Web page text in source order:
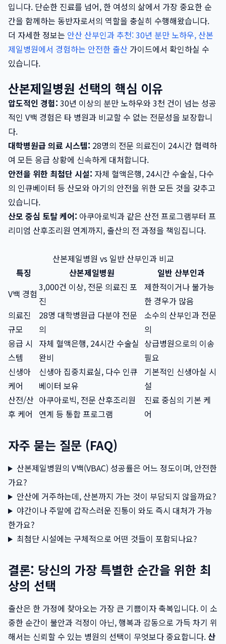
입니다. 단순한 진료를 넘어, 한 여성의 삶에서 가장 중요한 순
간을 함께하는 동반자로서의 역할을 충실히 수행해왔습니다.
더 자세한 정보는 안산 산부인과 추천: 30년 분만 노하우, 산본
제일병원에서 경험하는 안전한 출산 가이드에서 확인하실 수
있습니다.
산본제일병원 선택의 핵심 이유
압도적인 경험: 30년 이상의 분만 노하우와 3천 건이 넘는 성공
적인 V백 경험은 타 병원과 비교할 수 없는 전문성을 보장합니
다.
대학병원급 의료 시스템: 28명의 전문 의료진이 24시간 협력하
여 모든 응급 상황에 신속하게 대처합니다.
안전을 위한 최첨단 시설: 자체 혈액은행, 24시간 수술실, 다수
의 인큐베이터 등 산모와 아기의 안전을 위한 모든 것을 갖추고
있습니다.
산모 중심 토탈 케어: 아쿠아로빅과 같은 산전 프로그램부터 프
리미엄 산후조리원 연계까지, 출산의 전 과정을 책임집니다.
산본제일병원 vs 일반 산부인과 비교
특징
산본제일병원
일반 산부인과
V백 경험
3,000건 이상, 전문 의료진 포
진
제한적이거나 불가능
한 경우가 많음
의료진
규모
28명 대학병원급 다분야 전문
의
소수의 산부인과 전문
의
응급 시
스템
자체 혈액은행, 24시간 수술실
완비
상급병원으로의 이송
필요
신생아
케어
신생아 집중치료실, 다수 인큐
베이터 보유
기본적인 신생아실 시
설
산전/산
후 케어
아쿠아로빅, 전문 산후조리원
연계 등 통합 프로그램
진료 중심의 기본 케
어
자주 묻는 질문 (FAQ)
산본제일병원의 V백(VBAC) 성공률은 어느 정도이며, 안전한
가요?
안산에 거주하는데, 산본까지 가는 것이 부담되지 않을까요?
야간이나 주말에 갑작스러운 진통이 와도 즉시 대처가 가능
한가요?
최첨단 시설에는 구체적으로 어떤 것들이 포함되나요?
결론: 당신의 가장 특별한 순간을 위한 최
상의 선택
출산은 한 가정에 찾아오는 가장 큰 기쁨이자 축복입니다. 이 소
중한 순간이 불안과 걱정이 아닌, 행복과 감동으로 가득 차기 위
해서는 신뢰할 수 있는 병원의 선택이 무엇보다 중요합니다.산